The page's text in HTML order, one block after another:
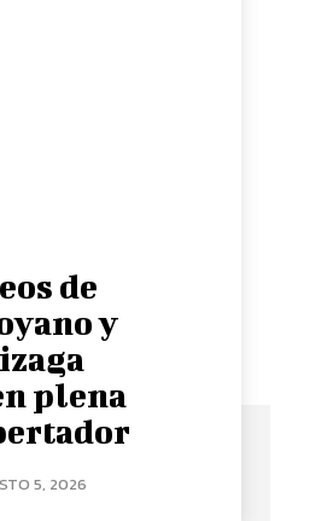
de
y
plena
5, 2026